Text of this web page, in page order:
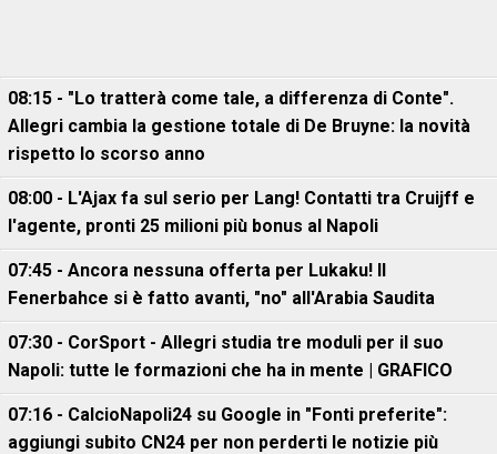
08:15 - "Lo tratterà come tale, a differenza di Conte".
Allegri cambia la gestione totale di De Bruyne: la novità
rispetto lo scorso anno
08:00 - L'Ajax fa sul serio per Lang! Contatti tra Cruijff e
l'agente, pronti 25 milioni più bonus al Napoli
07:45 - Ancora nessuna offerta per Lukaku! Il
Fenerbahce si è fatto avanti, "no" all'Arabia Saudita
07:30 - CorSport - Allegri studia tre moduli per il suo
Napoli: tutte le formazioni che ha in mente | GRAFICO
07:16 - CalcioNapoli24 su Google in "Fonti preferite":
aggiungi subito CN24 per non perderti le notizie più